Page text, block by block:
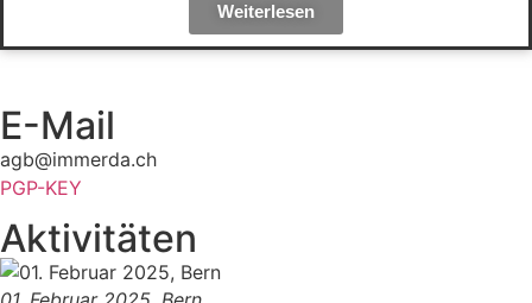
Weiterlesen
E-Mail
agb@immerda.ch
PGP-KEY
Aktivitäten